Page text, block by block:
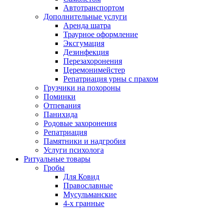
Автотранспортом
Дополнительные услуги
Аренда шатра
Траурное оформление
Эксгумация
Дезинфекция
Перезахоронения
Церемонимейстер
Репатриация урны с прахом
Грузчики на похороны
Поминки
Отпевания
Панихида
Родовые захоронения
Репатриация
Памятники и надгробия
Услуги психолога
Ритуальные товары
Гробы
Для Ковид
Православные
Мусульманские
4-х гранные